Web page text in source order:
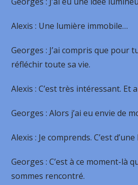
Alexis : Une lumière immobile…
Georges : J’ai compris que pour
réfléchir toute sa vie.
Alexis : C’est très intéressant. Et
Georges : Alors j’ai eu envie de
Alexis : Je comprends. C’est
Georges : C’est à ce moment-là
sommes rencontré.